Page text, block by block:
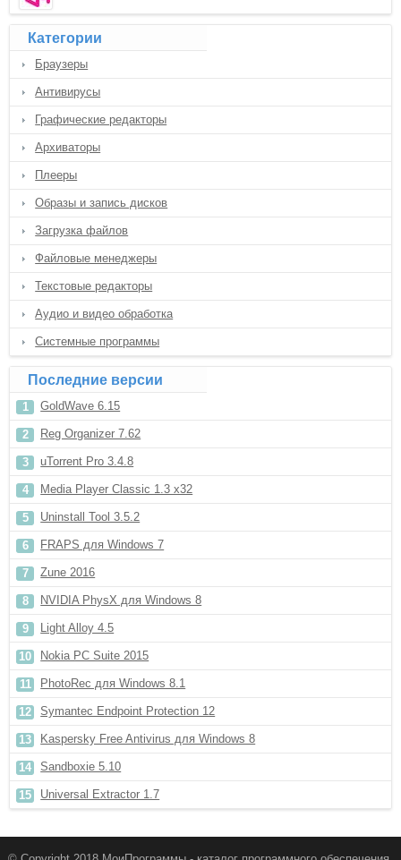
Категории
Браузеры
Антивирусы
Графические редакторы
Архиваторы
Плееры
Образы и запись дисков
Загрузка файлов
Файловые менеджеры
Текстовые редакторы
Аудио и видео обработка
Системные программы
Последние версии
GoldWave 6.15
Reg Organizer 7.62
uTorrent Pro 3.4.8
Media Player Classic 1.3 x32
Uninstall Tool 3.5.2
FRAPS для Windows 7
Zune 2016
NVIDIA PhysX для Windows 8
Light Alloy 4.5
Nokia PC Suite 2015
PhotoRec для Windows 8.1
Symantec Endpoint Protection 12
Kaspersky Free Antivirus для Windows 8
Sandboxie 5.10
Universal Extractor 1.7